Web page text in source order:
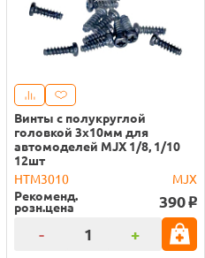
Винты с полукруглой
головкой 3х10мм для
автомоделей MJX 1/8, 1/10
12шт
HTM3010
MJX
Рекоменд.
розн.цена 390 o
- +